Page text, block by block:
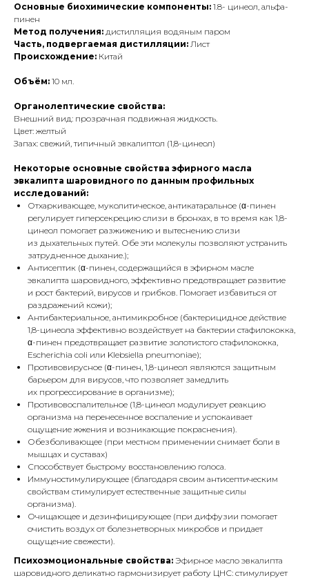
Основные биохимические компоненты: 1.8- цинеол, альфа-
пинен
Метод получения: дистилляция водяным паром
Часть, подвергаемая дистилляции: Лист
Происхождение: Китай
Объём: 10 мл.
Органолептические свойства:
Внешний вид: прозрачная подвижная жидкость.
Цвет: желтый
Запах: свежий, типичный эвкалиптол (1,8-цинеол)
Некоторые основные свойства эфирного масла
эвкалипта шаровидного по данным профильных
исследований:
Отхаркивающее, муколитическое, антикатаральное (α-пинен
регулирует гиперсекрецию слизи в бронхах, в то время как 1,8-
цинеол помогает разжижению и вытеснению слизи
из дыхательных путей. Обе эти молекулы позволяют устранить
затрудненное дыхание.);
Антисептик (α-пинен, содержащийся в эфирном масле
эвкалипта шаровидного, эффективно предотвращает развитие
и рост бактерий, вирусов и грибков. Помогает избавиться от
раздражений кожи);
Антибактериальное, антимикробное (бактерицидное действие
1,8-цинеола эффективно воздействует на бактерии стафилококка,
α-пинен предотвращает развитие золотистого стафилококка,
Escherichia coli или Klebsiella pneumoniae);
Противовирусное (α-пинен, 1,8-цинеол являются защитным
барьером для вирусов, что позволяет замедлить
их прогрессирование в организме);
Противовоспалительное (1,8-цинеол модулирует реакцию
организма на перенесенное воспаление и успокаивает
ощущение жжения и возникающие покраснения).
Обезболивающее (при местном применении снимает боли в
мышцах и суставах)
Способствует быстрому восстановлению голоса.
Иммуностимулирующее (благодаря своим антисептическим
свойствам стимулирует естественные защитные силы
организма).
Очищающее и дезинфицирующее (при диффузии помогает
очистить воздух от болезнетворных микробов и придает
ощущение свежести).
Психоэмоциональные свойства: Эфирное масло эвкалипта
шаровидного деликатно гармонизирует работу ЦНС: стимулирует